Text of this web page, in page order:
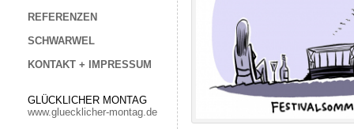
REFERENZEN
SCHWARWEL
KONTAKT + IMPRESSUM
GLÜCKLICHER MONTAG
www.gluecklicher-montag.de